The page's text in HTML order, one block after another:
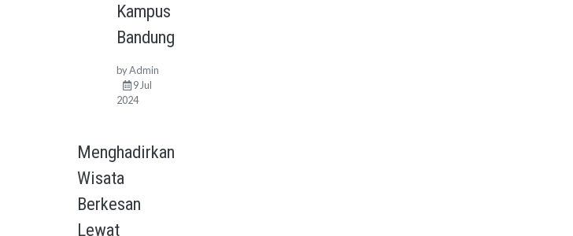
Kampus
Bandung
byAdmin
9 Jul
2024
Menghadirkan
Wisata
Berkesan
Lewat